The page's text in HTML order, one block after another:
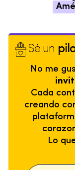
Sé un
No me
Cada
creando
Lo